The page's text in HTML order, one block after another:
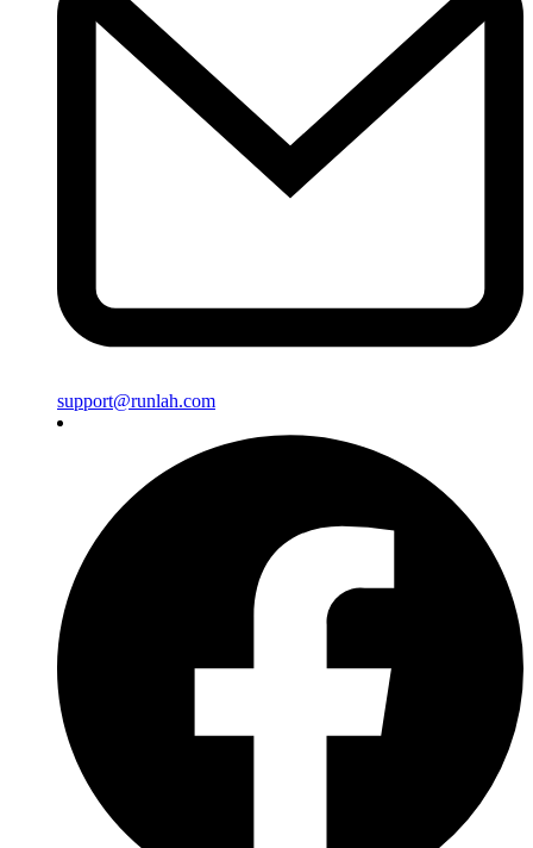
support@runlah.com